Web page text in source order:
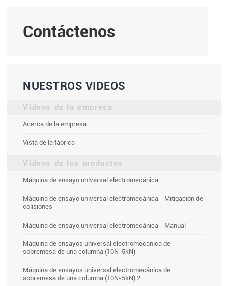
Contáctenos
NUESTROS VIDEOS
Videos de la empresa
Acerca de la empresa
Vista de la fábrica
Videos de los productos
Máquina de ensayo universal electromecánica
Máquina de ensayo universal electromecánica - Mitigación de
colisiones
Máquina de ensayo universal electromecánica - Manual
Máquina de ensayos universal electromecánica de
sobremesa de una columna (10N-5kN)
Máquina de ensayos universal electromecánica de
sobremesa de una columna (10N-5kN) 2